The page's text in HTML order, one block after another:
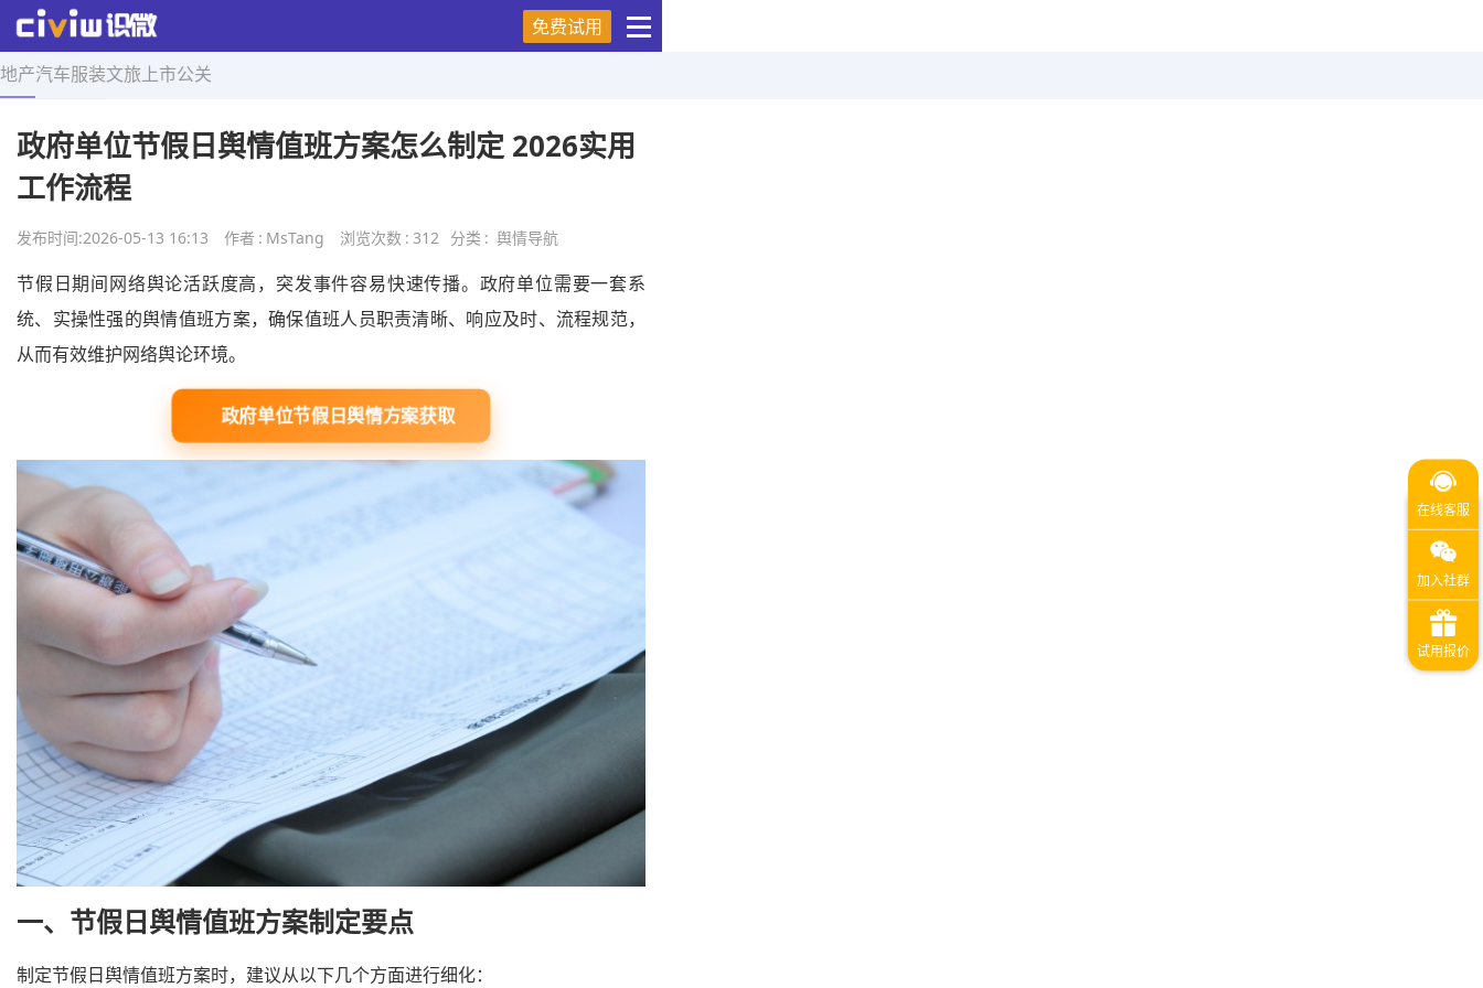
免费试用
地产汽车服装文旅 上市公关
首页 > 舆情导航 > 正文
政府单位节假日舆情值班方案怎么制定 2026实用
工作流程
发布时间:2026-05-13 16:13 作者 : MsTang 浏览次数 : 312 分类 : 舆情导航
节假日期间网络舆论活跃度高，突发事件容易快速传播。政府单位需要一套系
统、实操性强的舆情值班方案，确保值班人员职责清晰、响应及时、流程规范，
从而有效维护网络舆论环境。
政府单位节假日舆情方案获取
一、节假日舆情值班方案制定要点
制定节假日舆情值班方案时，建议从以下几个方面进行细化：